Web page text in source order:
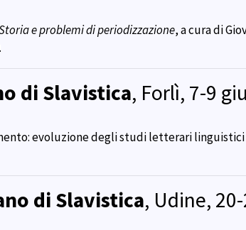
e problemi di periodizzazione, a cura di
di Slavistica, Forlì, 7-9
evoluzione degli studi letterari
di Slavistica, Udine,